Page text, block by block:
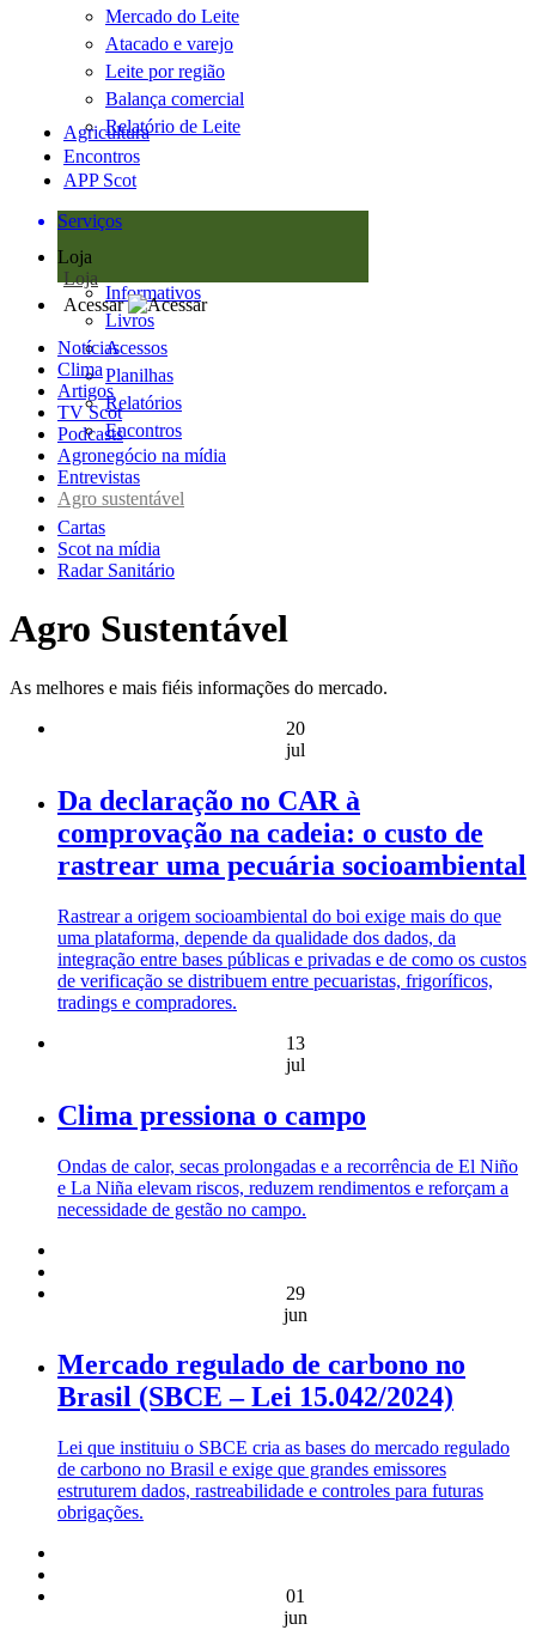
Mercado do Leite
Atacado e varejo
Leite por região
Balança comercial
Relatório de Leite
Agricultura
Encontros
APP Scot
Serviços
Loja
Loja
Informativos
Livros
Acessos
Planilhas
Relatórios
Encontros
Acessar
Notícias
Clima
Artigos
TV Scot
Podcasts
Agronegócio na mídia
Entrevistas
Agro sustentável
Cartas
Scot na mídia
Radar Sanitário
Agro Sustentável
As melhores e mais fiéis informações do mercado.
20
jul
Da declaração no CAR à
comprovação na cadeia: o custo de
rastrear uma pecuária socioambiental
Rastrear a origem socioambiental do boi exige mais do que
uma plataforma, depende da qualidade dos dados, da
integração entre bases públicas e privadas e de como os custos
de verificação se distribuem entre pecuaristas, frigoríficos,
tradings e compradores.
13
jul
Clima pressiona o campo
Ondas de calor, secas prolongadas e a recorrência de El Niño
e La Niña elevam riscos, reduzem rendimentos e reforçam a
necessidade de gestão no campo.
29
jun
Mercado regulado de carbono no
Brasil (SBCE – Lei 15.042/2024)
Lei que instituiu o SBCE cria as bases do mercado regulado
de carbono no Brasil e exige que grandes emissores
estruturem dados, rastreabilidade e controles para futuras
obrigações.
01
jun